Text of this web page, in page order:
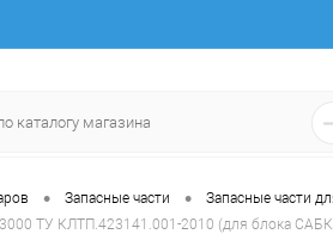
• Запасные части • Запасные части
ТУ КЛТП.423141.001-2010 (для блока